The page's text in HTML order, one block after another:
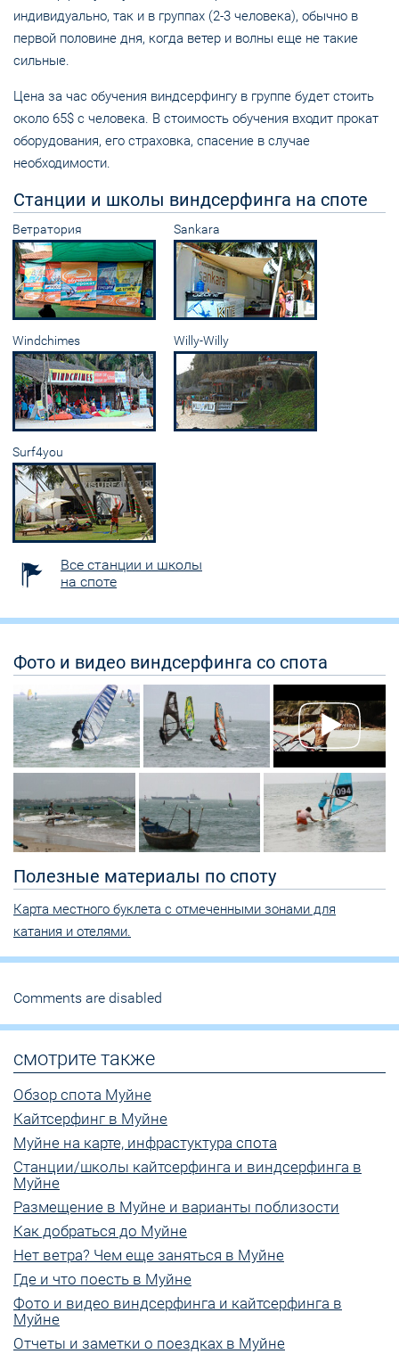
индивидуально, так и в группах (2-3 человека), обычно в
первой половине дня, когда ветер и волны еще не такие
сильные.
Цена за час обучения виндсерфингу в группе будет стоить
около 65$ с человека. В стоимость обучения входит прокат
оборудования, его страховка, спасение в случае
необходимости.
Станции и школы виндсерфинга на споте
Ветратория Sankara
Windchimes Willy-Willy
Surf4you
Все станции и школы
на споте
Фото и видео виндсерфинга со спота
Полезные материалы по споту
Карта местного буклета с отмеченными зонами для
катания и отелями.
Comments are disabled
смотрите также
Обзор спота Муйне
Кайтсерфинг в Муйне
Муйне на карте, инфрастуктура спота
Станции/школы кайтсерфинга и виндсерфинга в
Муйне
Размещение в Муйне и варианты поблизости
Как добраться до Муйне
Нет ветра? Чем еще заняться в Муйне
Где и что поесть в Муйне
Фото и видео виндсерфинга и кайтсерфинга в
Муйне
Отчеты и заметки о поездках в Муйне